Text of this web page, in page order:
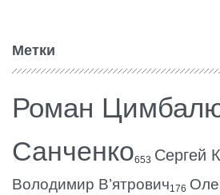
Метки
Роман
Санченко653 Сергей
Володимир В’ятрович176